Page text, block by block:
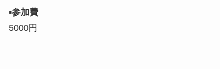
▪︎参加費
5000円